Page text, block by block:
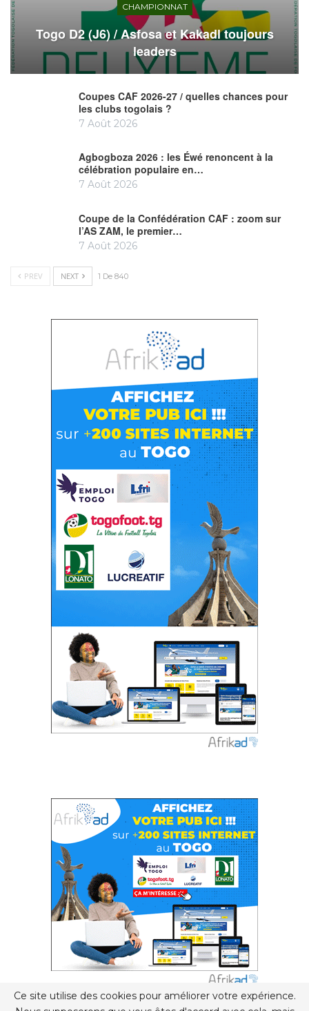
CHAMPIONNAT
Togo D2 (J6) / Asfosa et Kakadl toujours
leaders
Coupes CAF 2026-27 / quelles chances pour
les clubs togolais ?
7 Août 2026
Agbogboza 2026 : les Éwé renoncent à la
célébration populaire en…
7 Août 2026
Coupe de la Confédération CAF : zoom sur
l’AS ZAM, le premier…
7 Août 2026
PREV NEXT 1 De 840
Ce site utilise des cookies pour améliorer votre expérience.